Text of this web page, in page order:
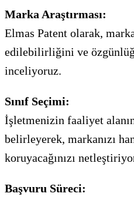
Marka Araştırması:
Elmas Patent olarak,
edilebilirliğini ve
inceliyoruz.
Sınıf Seçimi:
İşletmenizin faaliyet
belirleyerek, markanızı
koruyacağınızı
Başvuru Süreci: